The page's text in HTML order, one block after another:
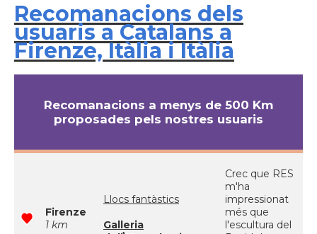
Recomanacions dels
usuaris a Catalans a
Firenze, Itàlia i Itàlia
Recomanacions a menys de 500 Km
proposades pels nostres usuaris
Firenze
1 km
Llocs fantàstics
Galleria
Crec que RES
m'ha
impressionat
més que
l'escultura del